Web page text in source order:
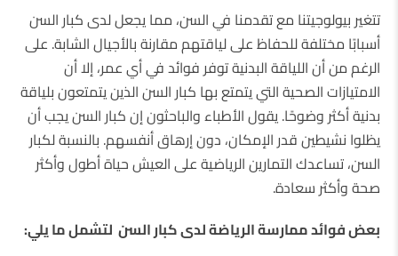
تتغير بيولوجيتنا مع تقدمنا ​​في السن، مما يجعل لدى كبار السن
أسبابًا مختلفة للحفاظ على لياقتهم مقارنة بالأجيال الشابة. على
الرغم من أن اللياقة البدنية توفر فوائد في أي عمر، إلا أن
الامتيازات الصحية التي يتمتع بها كبار السن الذين يتمتعون بلياقة
بدنية أكثر وضوحًا. يقول الأطباء والباحثون إن كبار السن يجب أن
يظلوا نشيطين قدر الإمكان، دون إرهاق أنفسهم. بالنسبة لكبار
السن، تساعدك التمارين الرياضية على العيش حياة أطول وأكثر
صحة وأكثر سعادة.
بعض فوائد ممارسة الرياضة لدى كبار السن لتشمل ما يلي: